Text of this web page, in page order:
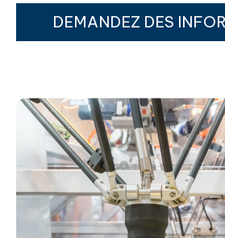
DEMANDEZ DES